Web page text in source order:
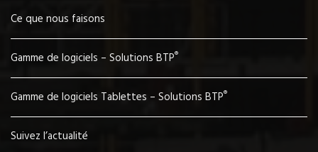
Ce que nous faisons
Gamme de logiciels – Solutions BTP®
Gamme de logiciels Tablettes – Solutions BTP®
Suivez l’actualité